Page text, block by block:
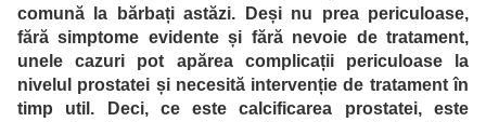
o
n
comună la bărbați astăzi. Deși nu prea periculoase,
fără simptome evidente și fără nevoie de tratament,
unele cazuri pot apărea complicații periculoase la
nivelul prostatei și necesită intervenție de tratament în
timp util. Deci, ce este calcificarea prostatei, este